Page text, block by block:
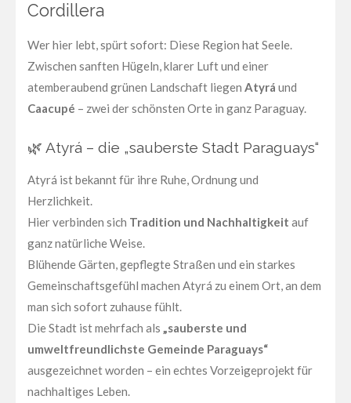
Cordillera
Wer hier lebt, spürt sofort: Diese Region hat Seele.
Zwischen sanften Hügeln, klarer Luft und einer
atemberaubend grünen Landschaft liegen Atyrá und
Caacupé – zwei der schönsten Orte in ganz Paraguay.
🌿 Atyrá – die „sauberste Stadt Paraguays“
Atyrá ist bekannt für ihre Ruhe, Ordnung und
Herzlichkeit.
Hier verbinden sich Tradition und Nachhaltigkeit auf
ganz natürliche Weise.
Blühende Gärten, gepflegte Straßen und ein starkes
Gemeinschaftsgefühl machen Atyrá zu einem Ort, an dem
man sich sofort zuhause fühlt.
Die Stadt ist mehrfach als „sauberste und
umweltfreundlichste Gemeinde Paraguays“
ausgezeichnet worden – ein echtes Vorzeigeprojekt für
nachhaltiges Leben.